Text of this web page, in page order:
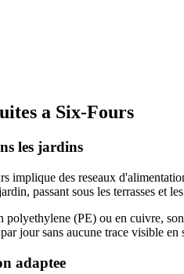
a Six-Fours
les jardins
implique des reseaux
passant sous les terrasses et
polyethylene (PE) ou en cuivre,
jour sans aucune trace visible
adaptee